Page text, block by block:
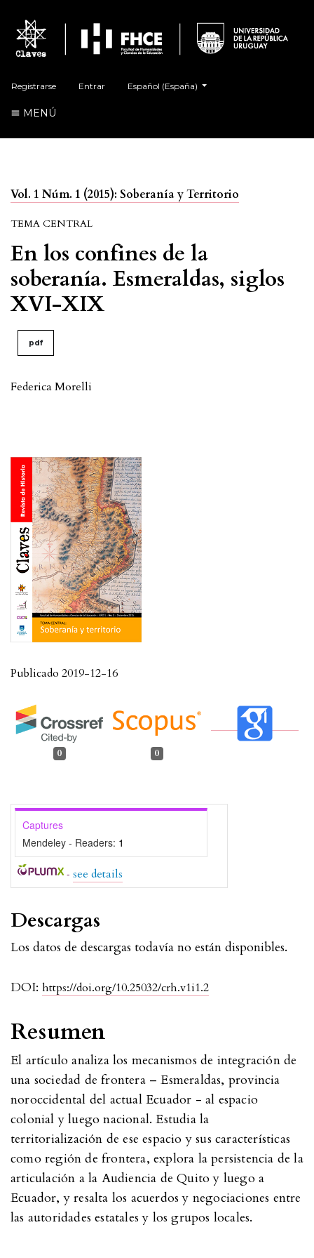
Registrarse Entrar Español (España)
MENÚ
Vol. 1 Núm. 1 (2015): Soberanía y Territorio
TEMA CENTRAL
En los confines de la
soberanía. Esmeraldas, siglos
XVI-XIX
pdf
Federica Morelli
DOI: https://doi.org/10.25032/crh.v1i1.2
Publicado 2019-12-16
0 0
Captures
Mendeley - Readers: 1
- see details
Resumen
El artículo analiza los mecanismos de integración de
una sociedad de frontera – Esmeraldas, provincia
noroccidental del actual Ecuador - al espacio
colonial y luego nacional. Estudia la
territorialización de ese espacio y sus características
como región de frontera, explora la persistencia de la
articulación a la Audiencia de Quito y luego a
Ecuador, y resalta los acuerdos y negociaciones entre
las autoridades estatales y los grupos locales.
Descargas
Los datos de descargas todavía no están disponibles.